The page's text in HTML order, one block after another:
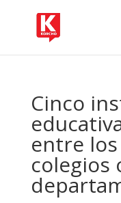
Cinco
entre
colegios